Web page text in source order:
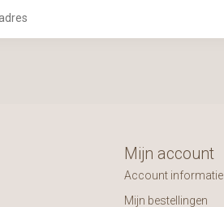
Mijn account
Account informatie
Mijn bestellingen